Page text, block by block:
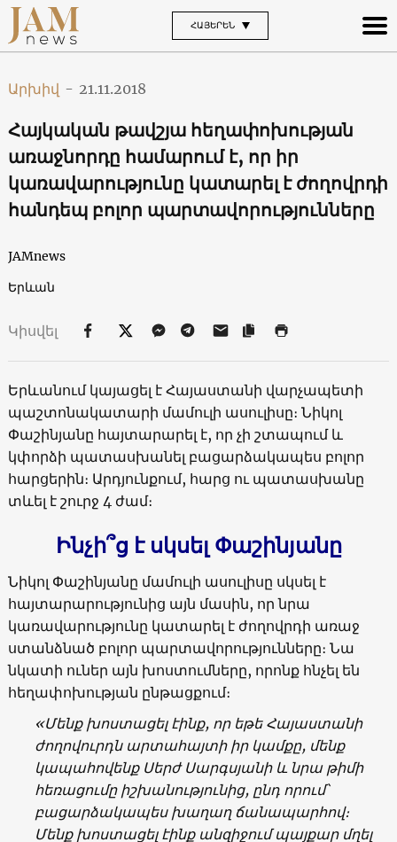
ՀԱՅԵՐԵՆ
Արխիվ - 21.11.2018
Հայկական թավշյա հեղափոխության
առաջնորդը համարում է, որ իր
կառավարությունը կատարել է ժողովրդի
հանդեպ բոլոր պարտավորությունները
JAMnews
Երևան
Կիսվել
Երևանում կայացել է Հայաստանի վարչապետի
պաշտոնակատարի մամուլի ասուլիսը։ Նիկոլ
Փաշինյանը հայտարարել է, որ չի շտապում և
կփորձի պատասխանել բացարձակապես բոլոր
հարցերին։ Արդյունքում, հարց ու պատասխանը
տևել է շուրջ 4 ժամ։
Ինչի՞ց է սկսել Փաշինյանը
Նիկոլ Փաշինյանը մամուլի ասուլիսը սկսել է
հայտարարությունից այն մասին, որ նրա
կառավարությունը կատարել է ժողովրդի առաջ
ստանձնած բոլոր պարտավորությունները։ Նա
նկատի ուներ այն խոստումները, որոնք հնչել են
հեղափոխության ընթացքում։
«Մենք խոստացել էինք, որ եթե Հայաստանի
ժողովուրդն արտահայտի իր կամքը, մենք
կապահովենք Սերժ Սարգսյանի և նրա թիմի
հեռացումը իշխանությունից, ընդ որում՝
բացարձակապես խաղաղ ճանապարհով։
Մենք խոստացել էինք անզիջում պայքար մղել